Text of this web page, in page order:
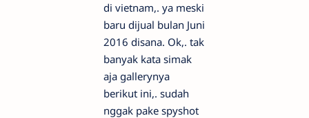
di vietnam,. ya meski
baru dijual bulan Juni
2016 disana. Ok,. tak
banyak kata simak
aja gallerynya
berikut ini,. sudah
nggak pake spyshot